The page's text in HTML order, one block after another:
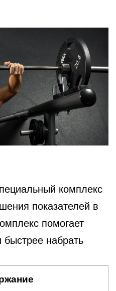
комплекс
показателей в
помогает
набрать